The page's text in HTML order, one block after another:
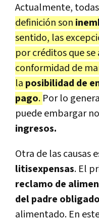
Actualmente, todas
definición son
sentido, las
por créditos que
conformidad de
la posibilidad de
pago. Por lo
puede embargar
ingresos.
Otra de las causas
litisexpensas. El
reclamo de
del padre obligado
alimentado. En